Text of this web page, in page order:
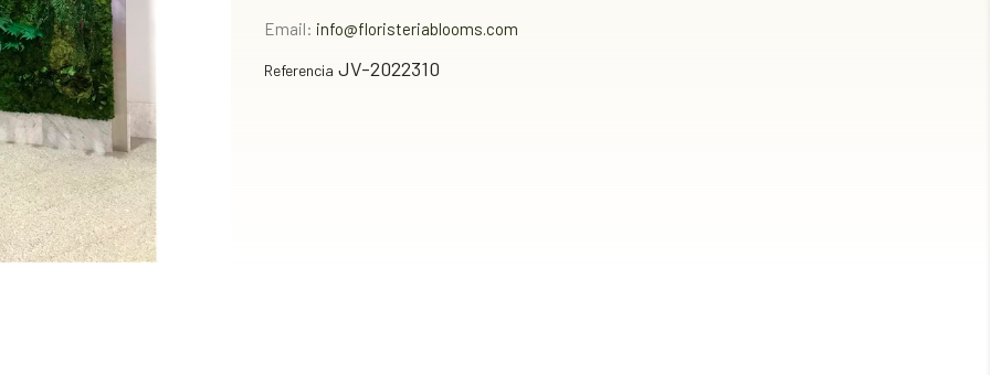
Email: info@floristeriablooms.com
Referencia JV-2022310